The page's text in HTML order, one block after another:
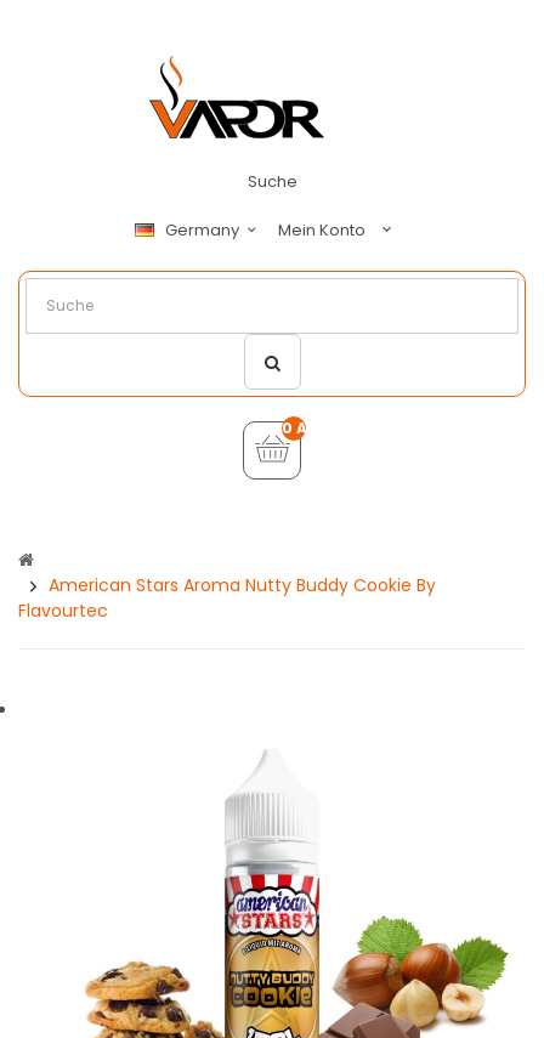
Suche
Germany Mein Konto
0 Artikel - €0,00
American Stars Aroma Nutty Buddy Cookie By
Flavourtec